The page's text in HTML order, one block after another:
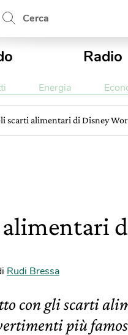
Cerca
Radio
Energia
scarti alimentari di Disney
Rudi Bressa
con gli scarti
più